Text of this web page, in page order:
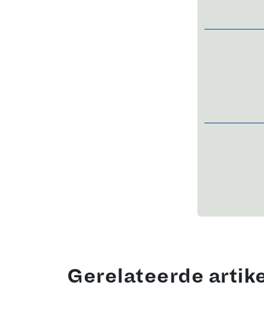
Gerelateerde